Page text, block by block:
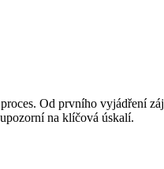
Od prvního vyjádření
na klíčová úskalí.